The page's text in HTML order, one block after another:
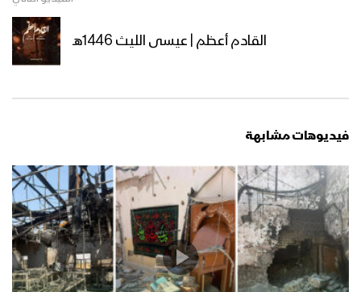
القادم أعظم | عيسى الليث 1446هـ
فيديوهات مشابهة